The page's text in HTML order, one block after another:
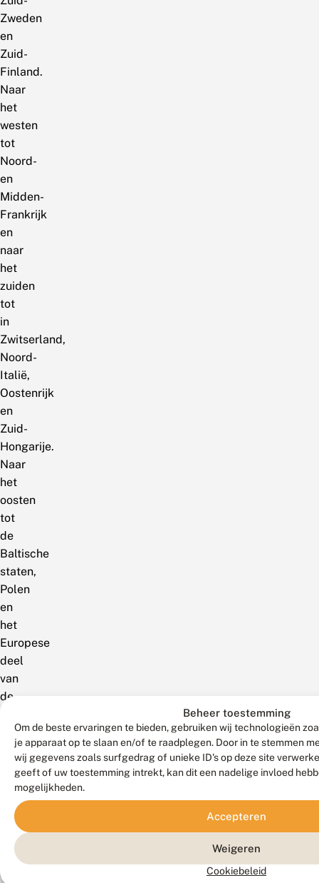
Beheer toestemming
Om de beste ervaringen te bieden, gebruiken wij technologieën
je apparaat op te slaan en/of te raadplegen. Door in te stemmen
wij gegevens zoals surfgedrag of unieke ID's op deze site
geeft of uw toestemming intrekt, kan dit een nadelige invloed
mogelijkheden.
Accepteren
Weigeren
Cookiebeleid
Zweden
en
Zuid-
Finland.
Naar
het
westen
tot
Noord-
en
Midden-
Frankrijk
en
naar
het
zuiden
tot
in
Zwitserland,
Noord-
Italië,
Oostenrijk
en
Zuid-
Hongarije.
Naar
het
oosten
tot
de
Baltische
staten,
Polen
en
het
Europese
deel
van
de
Sovjetunie.
Geïsoleerde
voorkomens
Midden-
Italië
Corsica